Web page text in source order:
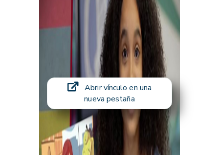
Abrir vínculo en una
nueva pestaña